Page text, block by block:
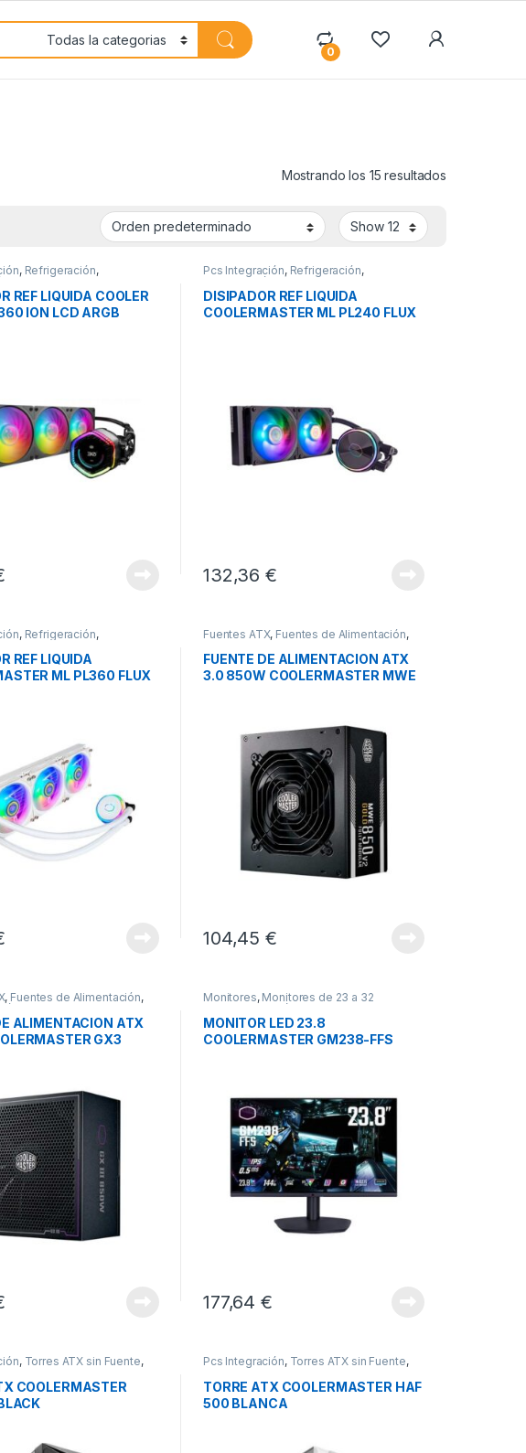
0
Mostrando los 15 resultados
, Refrigeración,
Líquida
REF LIQUIDA COOLER
ION LCD ARGB
Pcs Integración, Refrigeración,
Refrigeración Líquida
DISIPADOR REF LIQUIDA
COOLERMASTER ML PL240 FLUX
132,36 €
, Refrigeración,
REF LIQUIDA
ML PL360 FLUX
Fuentes ATX, Fuentes de Alimentación,
FUENTE DE ALIMENTACION ATX
3.0 850W COOLERMASTER MWE
104,45 €
, Fuentes de Alimentación,
ALIMENTACION ATX
GX3
Monitores, Monitores de 23 a 32
Periféricos
MONITOR LED 23.8
COOLERMASTER GM238-FFS
177,64 €
, Torres ATX sin Fuente,
COOLERMASTER
Pcs Integración, Torres ATX sin Fuente,
Torres Sobremesa
TORRE ATX COOLERMASTER HAF
500 BLANCA